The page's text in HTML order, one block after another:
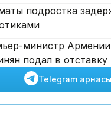
подростка
министр
подал в отставку
Telegram арнасы